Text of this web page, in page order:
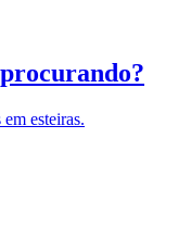
esteiras.